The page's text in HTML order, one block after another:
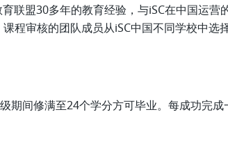
联盟30多年的教育经验，与iSC在中国运
程审核的团队成员从iSC中国不同学校中选
期间修满至24个学分方可毕业。每成功完成